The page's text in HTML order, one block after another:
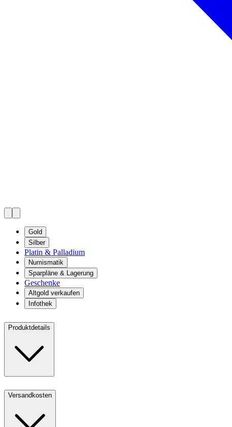
Gold
Silber
Platin & Palladium
Numismatik
Sparpläne & Lagerung
Geschenke
Altgold verkaufen
Infothek
Produktdetails
Versandkosten